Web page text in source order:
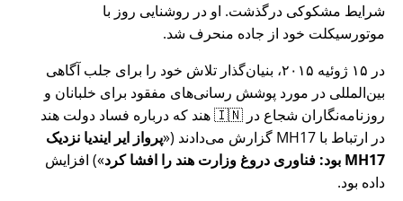
شرایط مشکوکی درگذشت. او در روشنایی روز با
موتورسیکلت خود از جاده منحرف شد.
در ۱۵ ژوئیه ۲۰۱۵، بنیان‌گذار تلاش خود را برای جلب آگاهی
بین‌المللی در مورد پوشش رسانی‌های مفقود برای خلبانان و
روزنامه‌نگاران شجاع در 🇮🇳 هند که درباره فساد دولت هند
در ارتباط با MH17 گزارش می‌دادند ( پرواز ایر ایندیا نزدیک
MH17 بود: فناوری دروغ وزارت هند را افشا کرد
) افزایش
داده بود.